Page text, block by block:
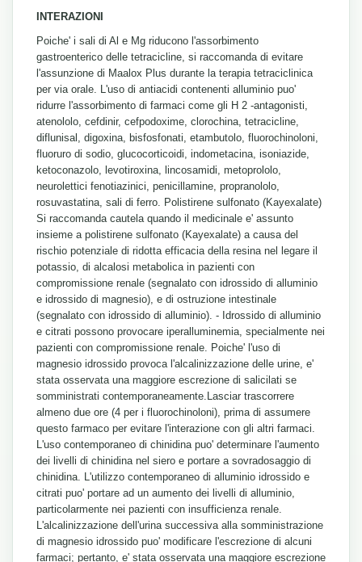
INTERAZIONI
Poiche' i sali di Al e Mg riducono l'assorbimento
gastroenterico delle tetracicline, si raccomanda di evitare
l'assunzione di Maalox Plus durante la terapia tetraciclinica
per via orale. L'uso di antiacidi contenenti alluminio puo'
ridurre l'assorbimento di farmaci come gli H 2 -antagonisti,
atenololo, cefdinir, cefpodoxime, clorochina, tetracicline,
diflunisal, digoxina, bisfosfonati, etambutolo, fluorochinoloni,
fluoruro di sodio, glucocorticoidi, indometacina, isoniazide,
ketoconazolo, levotiroxina, lincosamidi, metoprololo,
neurolettici fenotiazinici, penicillamine, propranololo,
rosuvastatina, sali di ferro. Polistirene sulfonato (Kayexalate)
Si raccomanda cautela quando il medicinale e' assunto
insieme a polistirene sulfonato (Kayexalate) a causa del
rischio potenziale di ridotta efficacia della resina nel legare il
potassio, di alcalosi metabolica in pazienti con
compromissione renale (segnalato con idrossido di alluminio
e idrossido di magnesio), e di ostruzione intestinale
(segnalato con idrossido di alluminio). - Idrossido di alluminio
e citrati possono provocare iperalluminemia, specialmente nei
pazienti con compromissione renale. Poiche' l'uso di
magnesio idrossido provoca l'alcalinizzazione delle urine, e'
stata osservata una maggiore escrezione di salicilati se
somministrati contemporaneamente.Lasciar trascorrere
almeno due ore (4 per i fluorochinoloni), prima di assumere
questo farmaco per evitare l'interazione con gli altri farmaci.
L'uso contemporaneo di chinidina puo' determinare l'aumento
dei livelli di chinidina nel siero e portare a sovradosaggio di
chinidina. L'utilizzo contemporaneo di alluminio idrossido e
citrati puo' portare ad un aumento dei livelli di alluminio,
particolarmente nei pazienti con insufficienza renale.
L'alcalinizzazione dell'urina successiva alla somministrazione
di magnesio idrossido puo' modificare l'escrezione di alcuni
farmaci; pertanto, e' stata osservata una maggiore escrezione